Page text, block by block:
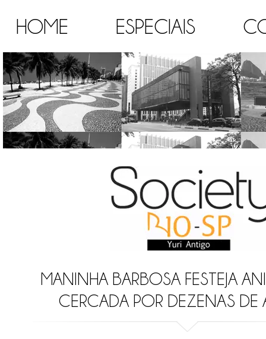
HOME ESPECIAIS
MANINHA BARBOSA FESTEJA
CERCADA POR DEZENAS DE